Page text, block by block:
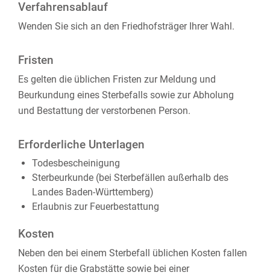
Verfahrensablauf
Wenden Sie sich an den Friedhofsträger Ihrer Wahl.
Fristen
Es gelten die üblichen Fristen zur Meldung und
Beurkundung eines Sterbefalls sowie zur Abholung
und Bestattung der verstorbenen Person.
Erforderliche Unterlagen
Todesbescheinigung
Sterbeurkunde (bei Sterbefällen außerhalb des
Landes Baden-Württemberg)
Erlaubnis zur Feuerbestattung
Kosten
Neben den bei einem Sterbefall üblichen Kosten fallen
Kosten für die Grabstätte sowie bei einer